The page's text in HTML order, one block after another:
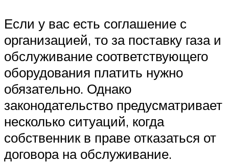
Если у вас есть соглашение с
организацией, то за поставку газа и
обслуживание соответствующего
оборудования платить нужно
обязательно. Однако
законодательство предусматривает
несколько ситуаций, когда
собственник в праве отказаться от
договора на обслуживание.